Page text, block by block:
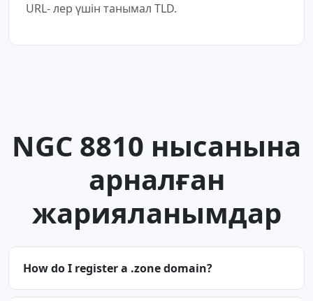
URL- лер үшін танымал TLD.
NGC 8810 нысанына
арналған
жарияланымдар
How do I register a .zone domain?